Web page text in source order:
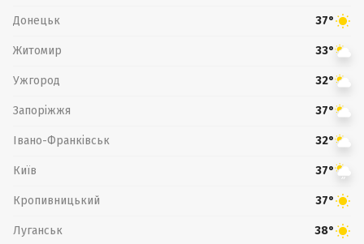
Донецьк 37°
Житомир 33°
Ужгород 32°
Запоріжжя 37°
Івано-Франківськ 32°
Київ 37°
Кропивницький 37°
Луганськ 38°